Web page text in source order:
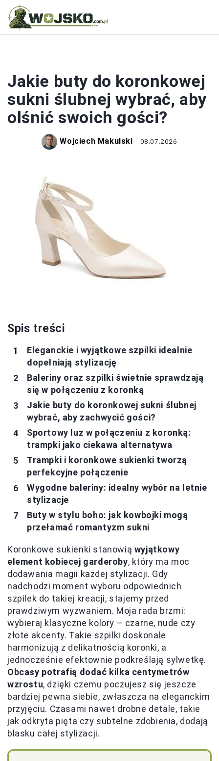
Jakie buty do koronkowej
sukni ślubnej wybrać, aby
olśnić swoich gości?
Wojciech Makulski 08.07.2026
Spis treści
Eleganckie i wyjątkowe szpilki idealnie
dopełniają stylizację
Baleriny oraz szpilki świetnie sprawdzają
się w połączeniu z koronką
Jakie buty do koronkowej sukni ślubnej
wybrać, aby zachwycić gości?
Sportowy luz w połączeniu z koronką:
trampki jako ciekawa alternatywa
Trampki i koronkowe sukienki tworzą
perfekcyjne połączenie
Wygodne baleriny: idealny wybór na letnie
stylizacje
Buty w stylu boho: jak kowbojki mogą
przełamać romantyzm sukni
Koronkowe sukienki stanowią wyjątkowy
element kobiecej garderoby, który ma moc
dodawania magii każdej stylizacji. Gdy
nadchodzi moment wyboru odpowiednich
szpilek do takiej kreacji, stajemy przed
prawdziwym wyzwaniem. Moja rada brzmi:
wybieraj klasyczne kolory – czarne, nude czy
złote akcenty. Takie szpilki doskonale
harmonizują z delikatnością koronki, a
jednocześnie efektownie podkreślają sylwetkę.
Obcasy potrafią dodać kilka centymetrów
wzrostu, dzięki czemu poczujesz się jeszcze
bardziej pewna siebie, zwłaszcza na eleganckim
przyjęciu. Czasami nawet drobne detale, takie
jak odkryta pięta czy subtelne zdobienia, dodają
blasku całej stylizacji.